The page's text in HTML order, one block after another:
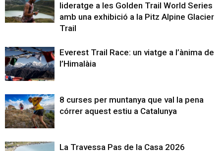
lideratge a les Golden Trail World Series
amb una exhibició a la Pitz Alpine Glacier
Trail
Everest Trail Race: un viatge a l’ànima de
l’Himalàia
8 curses per muntanya que val la pena
córrer aquest estiu a Catalunya
La Travessa Pas de la Casa 2026